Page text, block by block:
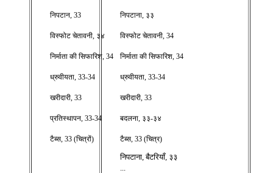
निपटान, 33
विस्फोट चेतावनी, ३४
निर्माता की सिफारिश, 34
ध्रुवीयता, 33-34
खरीदारी, 33
प्रतिस्थापन, 33-34
टैब्स, 33 (चित्रों)
निपटाना, ३३
विस्फोट चेतावनी, 34
निर्माता की सिफारिश, 34
ध्रुवीयता, 33-34
खरीदारी, 33
बदलना, ३३-३४
टैब्स, 33 (चित्र)
निपटाना, बैटरियाँ, ३३